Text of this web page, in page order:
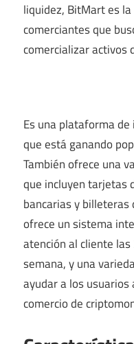
liquidez, BitMart es
comerciantes que
comercializar activos
Es una plataforma
que está ganando
También ofrece una
que incluyen tarjetas
bancarias y
ofrece un sistema
atención al cliente
semana, y una
ayudar a los
comercio de